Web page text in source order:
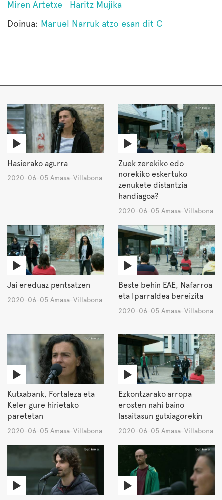
Miren Artetxe
Haritz Mujika
Doinua: Manuel Narruk atzo esan dit C
Hasierako agurra
2020-06-05 Amasa-Villabona
Zuek zerekiko edo
norekiko eskertuko
zenukete distantzia
handiagoa?
2020-06-05 Amasa-Villabona
Jai ereduaz pentsatzen
2020-06-05 Amasa-Villabona
Beste behin EAE, Nafarroa
eta Iparraldea bereizita
2020-06-05 Amasa-Villabona
Kutxabank, Fortaleza eta
Keler gure hirietako
paretetan
2020-06-05 Amasa-Villabona
Ezkontzarako arropa
erosten nahi baino
lasaitasun gutxiagorekin
2020-06-05 Amasa-Villabona